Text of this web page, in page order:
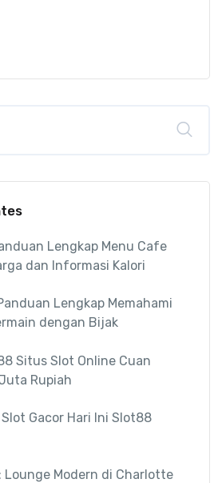
Lengkap Menu Cafe
dan Informasi Kalori
Lengkap Memahami
dengan Bijak
Situs Slot Online Cuan
Rupiah
Gacor Hari Ini Slot88
Lounge Modern di Charlotte